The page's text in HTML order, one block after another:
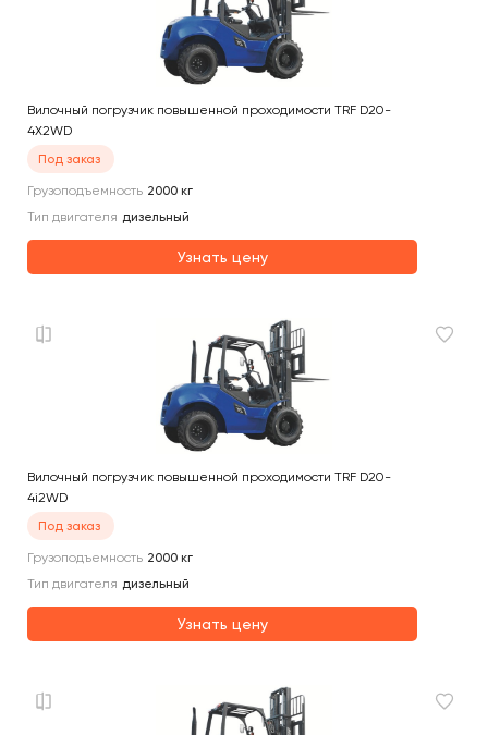
Вилочный погрузчик повышенной проходимости TRF D20-
4X2WD
Под заказ
Грузоподъемность 2000 кг
Тип двигателя дизельный
Узнать цену
Вилочный погрузчик повышенной проходимости TRF D20-
4i2WD
Под заказ
Грузоподъемность 2000 кг
Тип двигателя дизельный
Узнать цену